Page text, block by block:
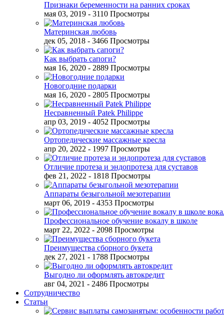
Признаки беременности на ранних сроках
мая 03, 2019 - 3110 Просмотры
Материнская любовь
дек 05, 2018 - 3466 Просмотры
Как выбрать сапоги?
мая 16, 2020 - 2889 Просмотры
Новогодние подарки
мая 16, 2020 - 2805 Просмотры
Несравненный Patek Philippe
апр 03, 2019 - 4052 Просмотры
Ортопедические массажные кресла
апр 20, 2022 - 1997 Просмотры
Отличие протеза и эндопротеза для суставов
фев 21, 2022 - 1818 Просмотры
Аппараты безыгольной мезотерапии
март 06, 2019 - 4353 Просмотры
Профессиональное обучение вокалу в школе
март 22, 2022 - 2098 Просмотры
Преимущества сборного букета
дек 27, 2021 - 1788 Просмотры
Выгодно ли оформлять автокредит
авг 04, 2021 - 2486 Просмотры
Сотрудничество
Статьи